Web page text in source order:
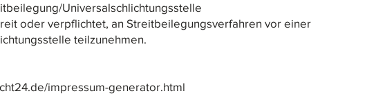
Universalschlichtungsstelle
oder verpflichtet, an Streitbeilegungsverfahren vor einer
teilzunehmen.
impressum-generator.html